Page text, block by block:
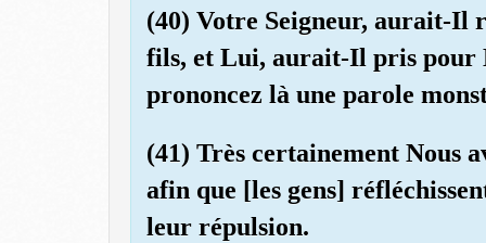
(40) Votre Seigneur, aurait-Il
fils, et Lui, aurait-Il pris pour
prononcez là une parole
(41) Très certainement Nous
afin que [les gens]
leur répulsion.